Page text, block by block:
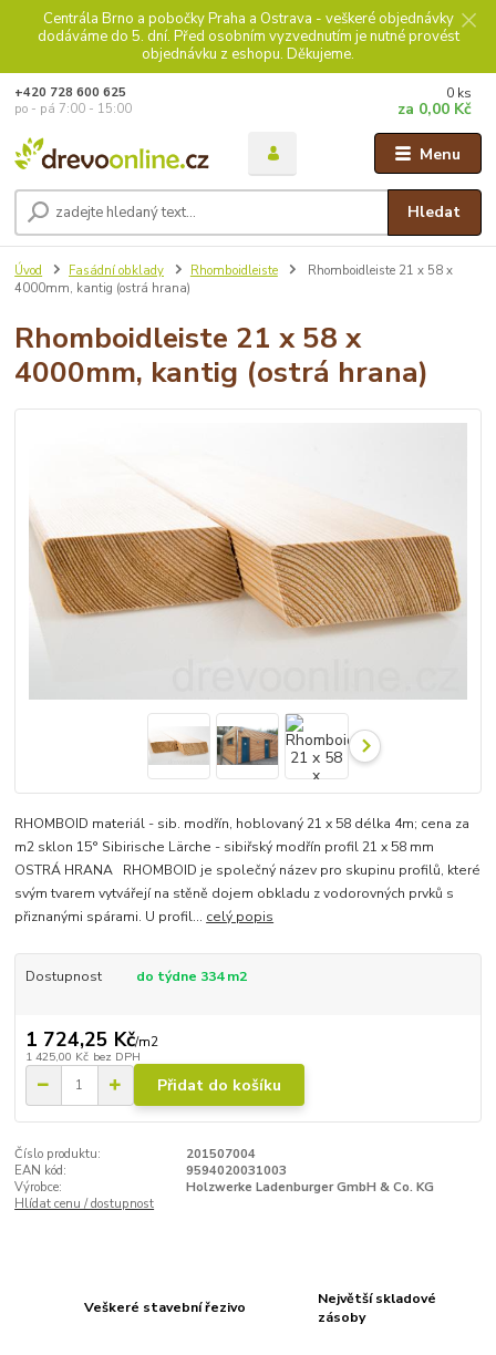
Centrála Brno a pobočky Praha a Ostrava - veškeré objednávky
dodáváme do 5. dní. Před osobním vyzvednutím je nutné provést
objednávku z eshopu. Děkujeme.
Menu
Hledat
+420 728 600 625
po - pá 7:00 - 15:00
0 ks
za 0,00 Kč
Úvod Fasádní obklady Rhomboidleiste
Rhomboidleiste 21 x 58 x
4000mm, kantig (ostrá hrana)
Rhomboidleiste 21 x 58 x
4000mm, kantig (ostrá hrana)
RHOMBOID materiál - sib. modřín, hoblovaný 21 x 58 délka 4m; cena za
m2 sklon 15° Sibirische Lärche - sibiřský modřín profil 21 x 58 mm
OSTRÁ HRANA RHOMBOID je společný název pro skupinu profilů, které
svým tvarem vytvářejí na stěně dojem obkladu z vodorovných prvků s
přiznanými spárami. U profil... celý popis
Dostupnost do týdne 334 m2
1 724,25 Kč/m2
1 425,00 Kč bez DPH
Přidat do košíku
Číslo produktu:
201507004
EAN kód:
9594020031003
Výrobce:
Holzwerke Ladenburger GmbH & Co. KG
Hlídat cenu / dostupnost
Veškeré stavební řezivo
Největší skladové
zásoby